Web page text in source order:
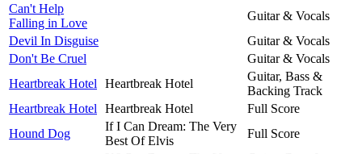
Can't Help
Falling in Love
Guitar & Vocals
Devil In Disguise
Guitar & Vocals
Don't Be Cruel
Guitar & Vocals
Heartbreak Hotel
Heartbreak Hotel
Guitar, Bass &
Backing Track
Heartbreak Hotel
Heartbreak Hotel
Full Score
Hound Dog
If I Can Dream: The Very
Best Of Elvis
Full Score